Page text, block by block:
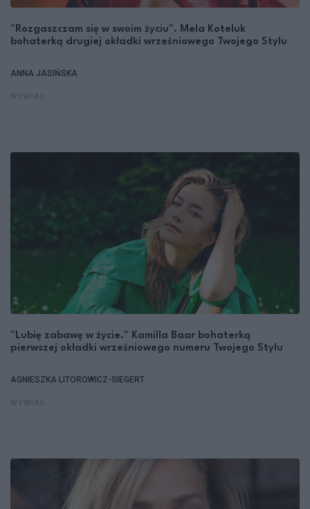
"Rozgaszczam się w swoim życiu". Mela Koteluk
bohaterką drugiej okładki wrześniowego Twojego Stylu
ANNA JASIŃSKA
"Lubię zabawę w życie." Kamilla Baar bohaterką
pierwszej okładki wrześniowego numeru Twojego Stylu
AGNIESZKA LITOROWICZ-SIEGERT